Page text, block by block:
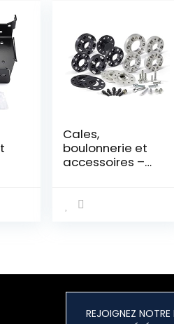
Cales,
boulonnerie et
accessoires –
REJOIGNEZ NOTRE